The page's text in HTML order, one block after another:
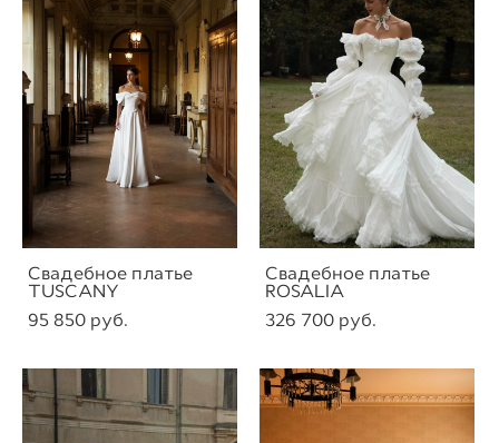
Свадебное платье
TUSCANY
95 850 pуб.
Свадебное платье
ROSALIA
326 700 pуб.